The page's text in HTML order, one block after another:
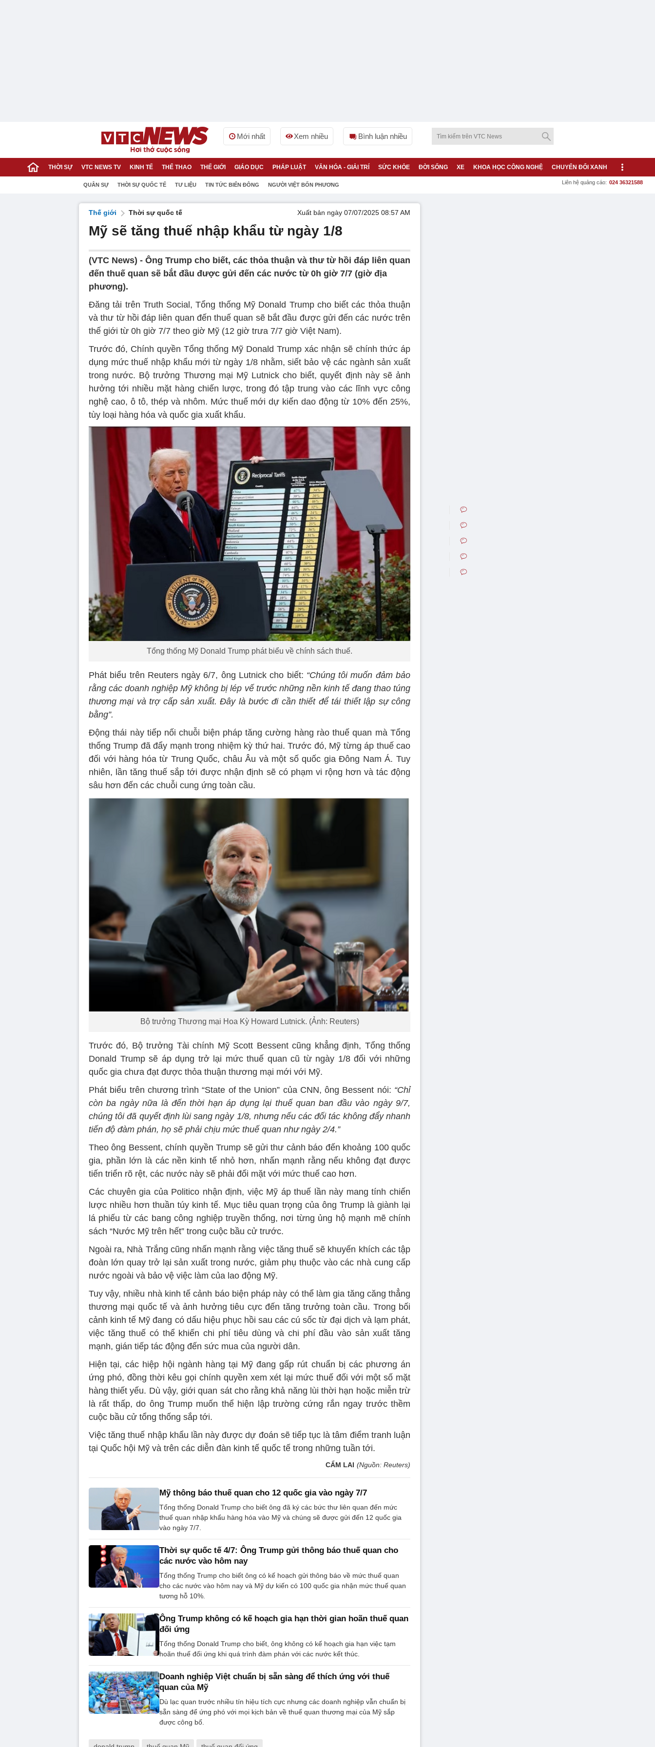
Mới nhất Xem nhiều Bình luận nhiều
THỜI SỰ VTC NEWS TV KINH TẾ THỂ THAO THẾ GIỚI GIÁO DỤC PHÁP LUẬT VĂN HÓA - GIẢI TRÍ SỨC KHỎE ĐỜI SỐNG XE KHOA HỌC CÔNG NGHỆ CHUYỂN ĐỔI XANH
QUÂN SỰ THỜI SỰ QUỐC TẾ TƯ LIỆU TIN TỨC BIỂN ĐÔNG NGƯỜI VIỆT BỐN PHƯƠNG Liên hệ quảng cáo: 024 36321588
Thế giới Thời sự quốc tế Xuất bản ngày 07/07/2025 08:57 AM
Mỹ sẽ tăng thuế nhập khẩu từ ngày 1/8
(VTC News) - Ông Trump cho biết, các thỏa thuận và thư từ hồi đáp liên quan
đến thuế quan sẽ bắt đầu được gửi đến các nước từ 0h giờ 7/7 (giờ địa
phương).
Đăng tải trên Truth Social, Tổng thống Mỹ Donald Trump cho biết các thỏa thuận
và thư từ hồi đáp liên quan đến thuế quan sẽ bắt đầu được gửi đến các nước trên
thế giới từ 0h giờ 7/7 theo giờ Mỹ (12 giờ trưa 7/7 giờ Việt Nam).
Trước đó, Chính quyền Tổng thống Mỹ Donald Trump xác nhận sẽ chính thức áp
dụng mức thuế nhập khẩu mới từ ngày 1/8 nhằm, siết bảo vệ các ngành sản xuất
trong nước. Bộ trưởng Thương mại Mỹ Lutnick cho biết, quyết định này sẽ ảnh
hưởng tới nhiều mặt hàng chiến lược, trong đó tập trung vào các lĩnh vực công
nghệ cao, ô tô, thép và nhôm. Mức thuế mới dự kiến dao động từ 10% đến 25%,
tùy loại hàng hóa và quốc gia xuất khẩu.
Tổng thống Mỹ Donald Trump phát biểu về chính sách thuế.
Phát biểu trên Reuters ngày 6/7, ông Lutnick cho biết: “Chúng tôi muốn đảm bảo
rằng các doanh nghiệp Mỹ không bị lép vế trước những nền kinh tế đang thao túng
thương mại và trợ cấp sản xuất. Đây là bước đi cần thiết để tái thiết lập sự công
bằng”.
Động thái này tiếp nối chuỗi biện pháp tăng cường hàng rào thuế quan mà Tổng
thống Trump đã đẩy mạnh trong nhiệm kỳ thứ hai. Trước đó, Mỹ từng áp thuế cao
đối với hàng hóa từ Trung Quốc, châu Âu và một số quốc gia Đông Nam Á. Tuy
nhiên, lần tăng thuế sắp tới được nhận định sẽ có phạm vi rộng hơn và tác động
sâu hơn đến các chuỗi cung ứng toàn cầu.
Bộ trưởng Thương mại Hoa Kỳ Howard Lutnick. (Ảnh: Reuters)
Trước đó, Bộ trưởng Tài chính Mỹ Scott Bessent cũng khẳng định, Tổng thống
Donald Trump sẽ áp dụng trở lại mức thuế quan cũ từ ngày 1/8 đối với những
quốc gia chưa đạt được thỏa thuận thương mại mới với Mỹ.
Phát biểu trên chương trình “State of the Union” của CNN, ông Bessent nói: “Chỉ
còn ba ngày nữa là đến thời hạn áp dụng lại thuế quan ban đầu vào ngày 9/7,
chúng tôi đã quyết định lùi sang ngày 1/8, nhưng nếu các đối tác không đẩy nhanh
tiến độ đàm phán, họ sẽ phải chịu mức thuế quan như ngày 2/4.”
Theo ông Bessent, chính quyền Trump sẽ gửi thư cảnh báo đến khoảng 100 quốc
gia, phần lớn là các nền kinh tế nhỏ hơn, nhấn mạnh rằng nếu không đạt được
tiến triển rõ rệt, các nước này sẽ phải đối mặt với mức thuế cao hơn.
Các chuyên gia của Politico nhận định, việc Mỹ áp thuế lần này mang tính chiến
lược nhiều hơn thuần túy kinh tế. Mục tiêu quan trọng của ông Trump là giành lại
lá phiếu từ các bang công nghiệp truyền thống, nơi từng ủng hộ mạnh mẽ chính
sách “Nước Mỹ trên hết” trong cuộc bầu cử trước.
Ngoài ra, Nhà Trắng cũng nhấn mạnh rằng việc tăng thuế sẽ khuyến khích các tập
đoàn lớn quay trở lại sản xuất trong nước, giảm phụ thuộc vào các nhà cung cấp
nước ngoài và bảo vệ việc làm của lao động Mỹ.
Tuy vậy, nhiều nhà kinh tế cảnh báo biện pháp này có thể làm gia tăng căng thẳng
thương mại quốc tế và ảnh hưởng tiêu cực đến tăng trưởng toàn cầu. Trong bối
cảnh kinh tế Mỹ đang có dấu hiệu phục hồi sau các cú sốc từ đại dịch và lạm phát,
việc tăng thuế có thể khiến chi phí tiêu dùng và chi phí đầu vào sản xuất tăng
mạnh, gián tiếp tác động đến sức mua của người dân.
Hiện tại, các hiệp hội ngành hàng tại Mỹ đang gấp rút chuẩn bị các phương án
ứng phó, đồng thời kêu gọi chính quyền xem xét lại mức thuế đối với một số mặt
hàng thiết yếu. Dù vậy, giới quan sát cho rằng khả năng lùi thời hạn hoặc miễn trừ
là rất thấp, do ông Trump muốn thể hiện lập trường cứng rắn ngay trước thềm
cuộc bầu cử tổng thống sắp tới.
Việc tăng thuế nhập khẩu lần này được dự đoán sẽ tiếp tục là tâm điểm tranh luận
tại Quốc hội Mỹ và trên các diễn đàn kinh tế quốc tế trong những tuần tới.
CẨM LAI (Nguồn: Reuters)
Mỹ thông báo thuế quan cho 12 quốc gia vào ngày 7/7
Tổng thống Donald Trump cho biết ông đã ký các bức thư liên quan đến mức
thuế quan nhập khẩu hàng hóa vào Mỹ và chúng sẽ được gửi đến 12 quốc gia
vào ngày 7/7.
Thời sự quốc tế 4/7: Ông Trump gửi thông báo thuế quan cho
các nước vào hôm nay
Tổng thống Trump cho biết ông có kế hoạch gửi thông báo về mức thuế quan
cho các nước vào hôm nay và Mỹ dự kiến ​​có 100 quốc gia nhận mức thuế quan
tương hỗ 10%.
Ông Trump không có kế hoạch gia hạn thời gian hoãn thuế quan
đối ứng
Tổng thống Donald Trump cho biết, ông không có kế hoạch gia hạn việc tạm
hoãn thuế đối ứng khi quá trình đàm phán với các nước kết thúc.
Doanh nghiệp Việt chuẩn bị sẵn sàng để thích ứng với thuế
quan của Mỹ
Dù lạc quan trước nhiều tín hiệu tích cực nhưng các doanh nghiệp vẫn chuẩn bị
sẵn sàng để ứng phó với mọi kịch bản về thuế quan thương mại của Mỹ sắp
được công bố.